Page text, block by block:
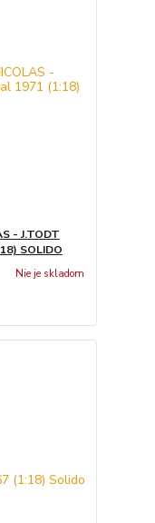
- J.TODT
SOLIDO
Nie je skladom